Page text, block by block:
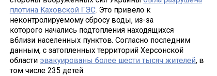
плотина Каховской ГЭС. Это привело к
неконтролируемому сбросу воды, из-за
которого начались подтопления находящихся
вблизи населенных пунктов. Согласно последним
данным, с затопленных территорий Херсонской
области эвакуированы более шести тысяч жителей, в
том числе 235 детей.